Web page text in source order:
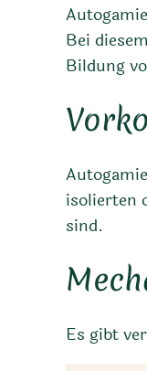
Bei
Bildung
isolierten
sind.
Es gibt